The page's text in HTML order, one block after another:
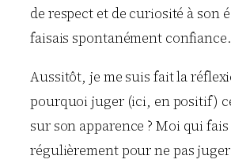
de respect et de curiosité à son
faisais spontanément confiance.
Aussitôt, je me suis fait la
pourquoi juger (ici, en positif)
sur son apparence ? Moi qui
régulièrement pour ne pas